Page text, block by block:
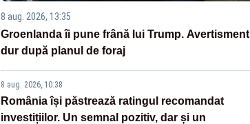
8 aug. 2026, 13:35
Groenlanda îi pune frână lui Trump. Avertisment
dur după planul de foraj
8 aug. 2026, 10:38
România își păstrează ratingul recomandat
investițiilor. Un semnal pozitiv, dar și un